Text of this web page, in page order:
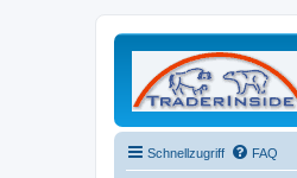
Schnellzugriff FAQ